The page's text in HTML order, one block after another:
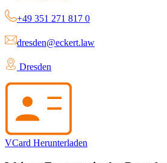
+49 351 271 817 0
dresden@eckert.law
Dresden
VCard Herunterladen